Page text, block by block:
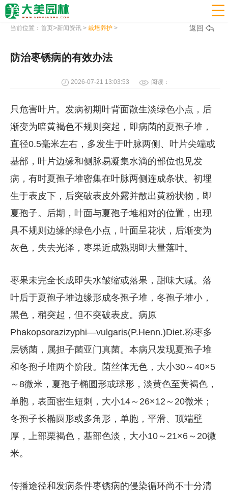

当前位置： 首页>新闻资讯> 栽培养护> 返回
防治枣锈病的有效办法
2026-07-21 13:03:53 阅读：
只危害叶片。发病初期叶背面散生淡绿色小点，后
渐变为暗黄褐色不规则突起，即病菌的夏孢子堆，
直径0.5毫米左右，多发生于叶脉两侧、叶片尖端或
基部，叶片边缘和侧脉易凝集水滴的部位也见发
病，有时夏孢子堆密集在叶脉两侧连成条状。初埋
生于表皮下，后突破表皮外露并散出黄粉状物，即
夏孢子。后期，叶面与夏孢子堆相对的位置，出现
具不规则边缘的绿色小点，叶面呈花状，后渐变为
灰色，失去光泽，枣果近成熟期即大量落叶。
枣果未完全长成即失水皱缩或落果，甜味大减。落
叶后于夏孢子堆边缘形成冬孢子堆，冬孢子堆小，
黑色，稍突起，但不突破表皮。病原
Phakopsorazizyphi—vulgaris(P.Henn.)Diet.称枣多
层锈菌，属担子菌亚门真菌。本病只发现夏孢子堆
和冬孢子堆两个阶段。菌丝体无色，大小30～40×5
～8微米，夏孢子椭圆形或球形，淡黄色至黄褐色，
单胞，表面密生短刺，大小14～26×12～20微米；
冬孢子长椭圆形或多角形，单胞，平滑、顶端壁
厚，上部栗褐色，基部色淡，大小10～21×6～20微
米。
传播途径和发病条件枣锈病的侵染循环尚不十分清